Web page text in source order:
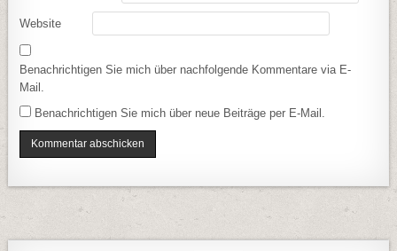
Website
Benachrichtigen Sie mich über nachfolgende Kommentare via E-
Mail.
Benachrichtigen Sie mich über neue Beiträge per E-Mail.